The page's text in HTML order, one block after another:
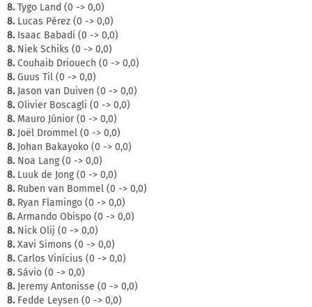
8.Tygo Land (0 -> 0,0)
8.Lucas Pérez (0 -> 0,0)
8.Isaac Babadi (0 -> 0,0)
8.Niek Schiks (0 -> 0,0)
8.Couhaib Driouech (0 -> 0,0)
8.Guus Til (0 -> 0,0)
8.Jason van Duiven (0 -> 0,0)
8.Olivier Boscagli (0 -> 0,0)
8.Mauro Júnior (0 -> 0,0)
8.Joël Drommel (0 -> 0,0)
8.Johan Bakayoko (0 -> 0,0)
8.Noa Lang (0 -> 0,0)
8.Luuk de Jong (0 -> 0,0)
8.Ruben van Bommel (0 -> 0,0)
8.Ryan Flamingo (0 -> 0,0)
8.Armando Obispo (0 -> 0,0)
8.Nick Olij (0 -> 0,0)
8.Xavi Simons (0 -> 0,0)
8.Carlos Vinícius (0 -> 0,0)
8.Sávio (0 -> 0,0)
8.Jeremy Antonisse (0 -> 0,0)
8.Fedde Leysen (0 -> 0,0)